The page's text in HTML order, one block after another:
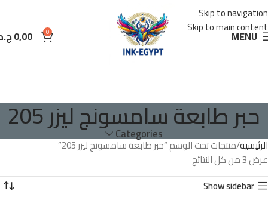
Skip to navigation
Skip to main content
MENU
0
0,00
حبر طابعة سامسونج ليزر 205
Categories
الرئيسية منتجات تحت الوسم “حبر طابعة سامسونج ليزر 205”
عرض ⁦3⁩ من كل النتائج
Show sidebar